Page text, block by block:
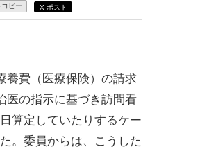
コピー X ポスト
養費（医療保険）の請求
医の指示に基づき訪問看
算定していたりするケー
。委員からは、こうした